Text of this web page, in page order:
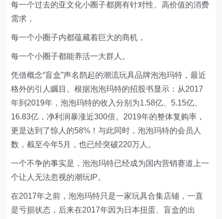
每一个过去的亚文化小圈子都拥有针对性、高价值的消费
需求，
每一个小圈子内都蕴藏着巨大的商机，
每一个小圈子都能养活一大群人。
凭借概念“盲盒”声名鹊起的潮流玩具品牌泡泡玛特，最近
格外的引人瞩目。根据泡泡玛特的招股书显示：从2017
年到2019年，泡泡玛特的收入分别为1.58亿、5.15亿、
16.83亿，净利润暴涨近300倍。2019年的整体复购率，
更是达到了惊人的58%！与此同时，泡泡玛特的会员人
数，截至今年5月，也已经突破220万人。
一个不争的事实是，泡泡玛特已经成为国内营销赛道上一
个让人无法忽视的潮玩IP。
在2017年之前，泡泡玛特只是一家玩具合集店铺，一直
是亏损状态，后来在2017年因为日本扭蛋、盲盒的出